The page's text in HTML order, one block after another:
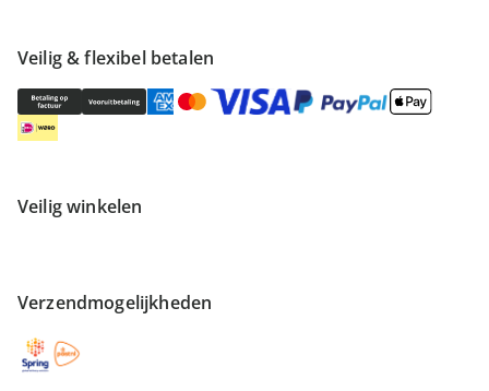
Veilig & flexibel betalen
Veilig winkelen
Verzendmogelijkheden